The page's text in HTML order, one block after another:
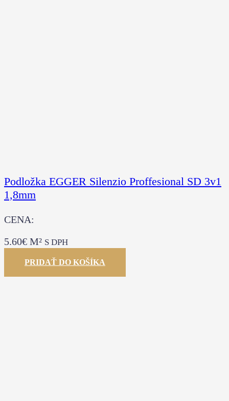
Podložka EGGER Silenzio Proffesional SD 3v1
1,8mm
CENA:
5.60€ M² S DPH
PRIDAŤ DO KOŠÍKA